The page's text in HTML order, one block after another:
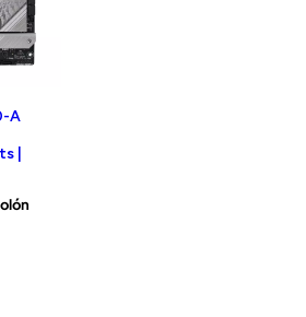
A
|